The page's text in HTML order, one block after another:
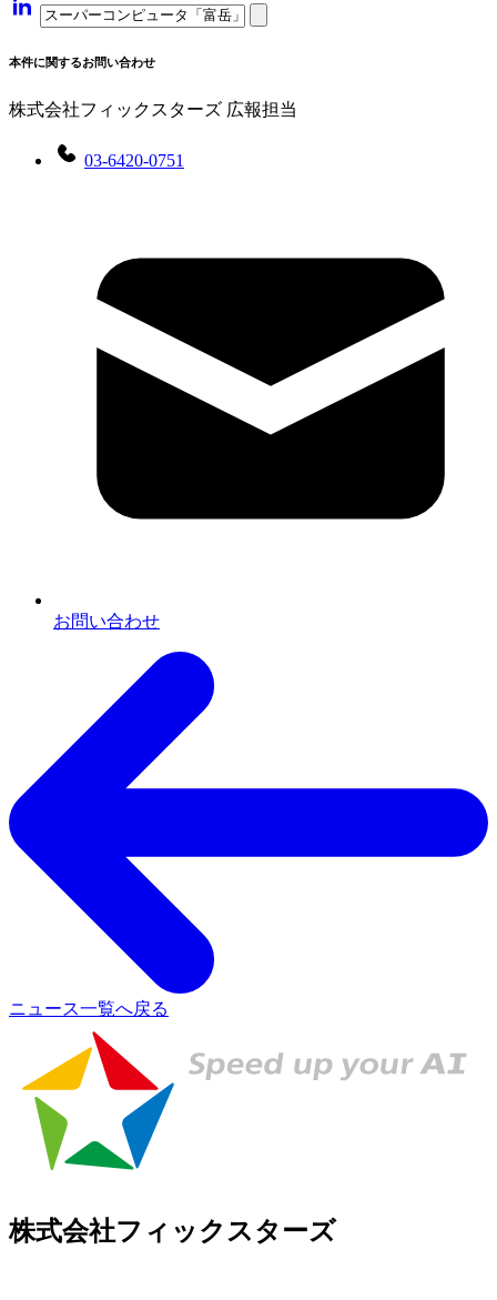
本件に関するお問い合わせ
株式会社フィックスターズ 広報担当
03-6420-0751
お問い合わせ
ニュース一覧へ戻る
株式会社フィックスターズ